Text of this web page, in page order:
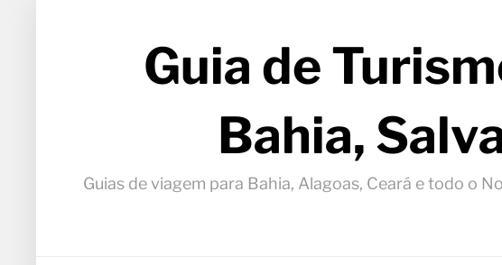
Guia de
Bahia,
Guias de viagem para Bahia, Alagoas, Ceará e todo o